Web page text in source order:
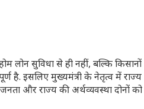
लोन सुविधा से ही नहीं, बल्कि किसानों
है. इसलिए मुख्यमंत्री के नेतृत्व में राज्य
और राज्य की अर्थव्यवस्था दोनों को